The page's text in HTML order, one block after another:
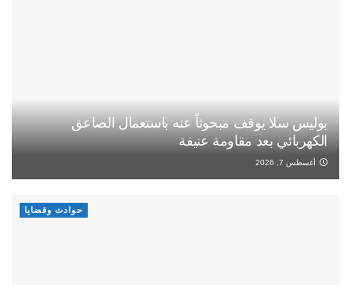
بوليس سلا يوقف مبحوثاً عنه باستعمال الصاعق
الكهربائي بعد مقاومة عنيفة
أغسطس 7, 2026
حوادث وقضايا